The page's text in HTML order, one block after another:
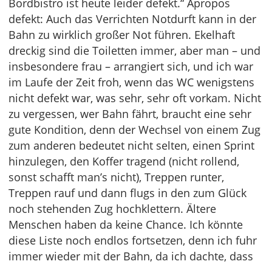
Bordbistro ist heute leider defekt.“ Apropos
defekt: Auch das Verrichten Notdurft kann in der
Bahn zu wirklich großer Not führen. Ekelhaft
dreckig sind die Toiletten immer, aber man – und
insbesondere frau – arrangiert sich, und ich war
im Laufe der Zeit froh, wenn das WC wenigstens
nicht defekt war, was sehr, sehr oft vorkam. Nicht
zu vergessen, wer Bahn fährt, braucht eine sehr
gute Kondition, denn der Wechsel von einem Zug
zum anderen bedeutet nicht selten, einen Sprint
hinzulegen, den Koffer tragend (nicht rollend,
sonst schafft man’s nicht), Treppen runter,
Treppen rauf und dann flugs in den zum Glück
noch stehenden Zug hochklettern. Ältere
Menschen haben da keine Chance. Ich könnte
diese Liste noch endlos fortsetzen, denn ich fuhr
immer wieder mit der Bahn, da ich dachte, dass